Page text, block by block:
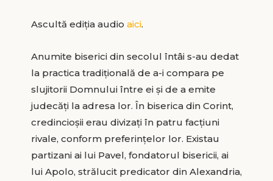
Ascultă ediția audio aici.
Anumite biserici din secolul întâi s-au dedat
la practica tradiţională de a-i compara pe
slujitorii Domnului între ei şi de a emite
judecăţi la adresa lor. În biserica din Corint,
credincioşii erau divizaţi în patru facţiuni
rivale, conform preferinţelor lor. Existau
partizani ai lui Pavel, fondatorul bisericii, ai
lui Apolo, strălucit predicator din Alexandria,